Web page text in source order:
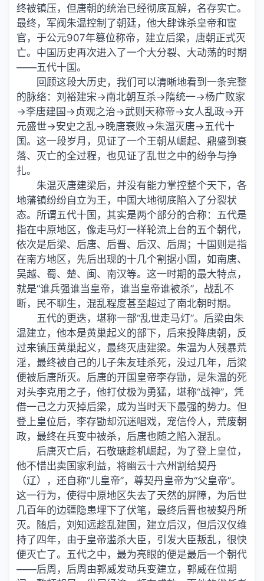
终被镇压，但唐朝的统治已经彻底瓦解，名存实亡。
最终，军阀朱温控制了朝廷，他大肆诛杀皇帝和宦
官，于公元907年篡位称帝，建立后梁，唐朝正式灭
亡。中国历史再次进入了一个大分裂、大动荡的时期
——五代十国。
回顾这段大历史，我们可以清晰地看到一条完整
的脉络：刘裕建宋→南北朝互杀→隋统一→杨广败家
→李唐建国→贞观之治→武则天称帝→女人乱政→开
元盛世→安史之乱→晚唐衰败→朱温灭唐→五代十
国。这一段岁月，见证了一个王朝从崛起、鼎盛到衰
落、灭亡的全过程，也见证了乱世之中的纷争与挣
扎。
朱温灭唐建梁后，并没有能力掌控整个天下，各
地藩镇纷纷自立为王，中国大地彻底陷入了分裂状
态。所谓五代十国，其实是两个部分的合称：五代是
指在中原地区，像走马灯一样轮流上台的五个朝代，
依次是后梁、后唐、后晋、后汉、后周；十国则是指
在南方地区，先后出现的十几个割据小国，如南唐、
吴越、蜀、楚、闽、南汉等。这一时期的最大特点，
就是“谁兵强谁当皇帝，谁当皇帝谁被杀”，战乱不
断，民不聊生，混乱程度甚至超过了南北朝时期。
五代的更迭，堪称一部“乱世走马灯”。后梁由朱
温建立，他本是黄巢起义的部下，后来投降唐朝，反
过来镇压黄巢起义，最终灭唐建梁。朱温为人残暴荒
淫，最终被自己的儿子朱友珪杀死，没过几年，后梁
便被后唐所灭。后唐的开国皇帝李存勖，是朱温的死
对头李克用之子，他打仗极为勇猛，堪称“战神”，凭
借一己之力灭掉后梁，成为当时天下最强的势力。但
登上皇位后，李存勖却沉迷唱戏，宠信伶人，荒废朝
政，最终在兵变中被杀，后唐也随之陷入混乱。
后唐灭亡后，石敬瑭趁机崛起，为了登上皇位，
他不惜出卖国家利益，将幽云十六州割给契丹
（辽），还自称“儿皇帝”，尊契丹皇帝为“父皇帝”。
这一行为，使得中原地区失去了天然的屏障，为后世
几百年的边疆隐患埋下了伏笔，最终后晋也被契丹所
灭。随后，刘知远趁乱建国，建立后汉，但后汉仅维
持了四年，由于皇帝滥杀大臣，引发大臣叛乱，很快
便灭亡了。五代之中，最为亮眼的便是最后一个朝代
——后周，后周由郭威发动兵变建立，郭威在位期